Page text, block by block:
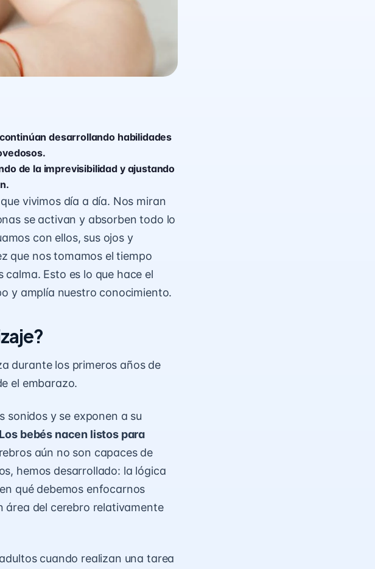
desarrollando habilidades
de la imprevisibilidad y ajustando
vivimos día a día. Nos miran
se activan y absorben todo lo
con ellos, sus ojos y
que nos tomamos el tiempo
Esto es lo que hace el
y amplía nuestro conocimiento.
durante los primeros años de
el embarazo.
sonidos y se exponen a su
Los bebés nacen listos para
aún no son capaces de
hemos desarrollado: la lógica
qué debemos enfocarnos
área del cerebro relativamente
cuando realizan una tarea